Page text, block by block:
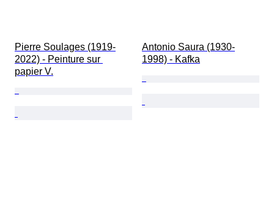
Pierre Soulages (1919-
2022) - Peinture sur
papier V.
Antonio Saura (1930-
1998) - Kafka